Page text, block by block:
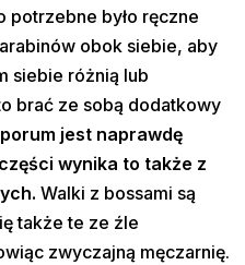
było ręczne
obok siebie, aby
siebie różnią lub
brać ze sobą dodatkowy
jest naprawdę
wynika to także z
Walki z bossami są
także te ze źle
zwyczajną męczarnię.